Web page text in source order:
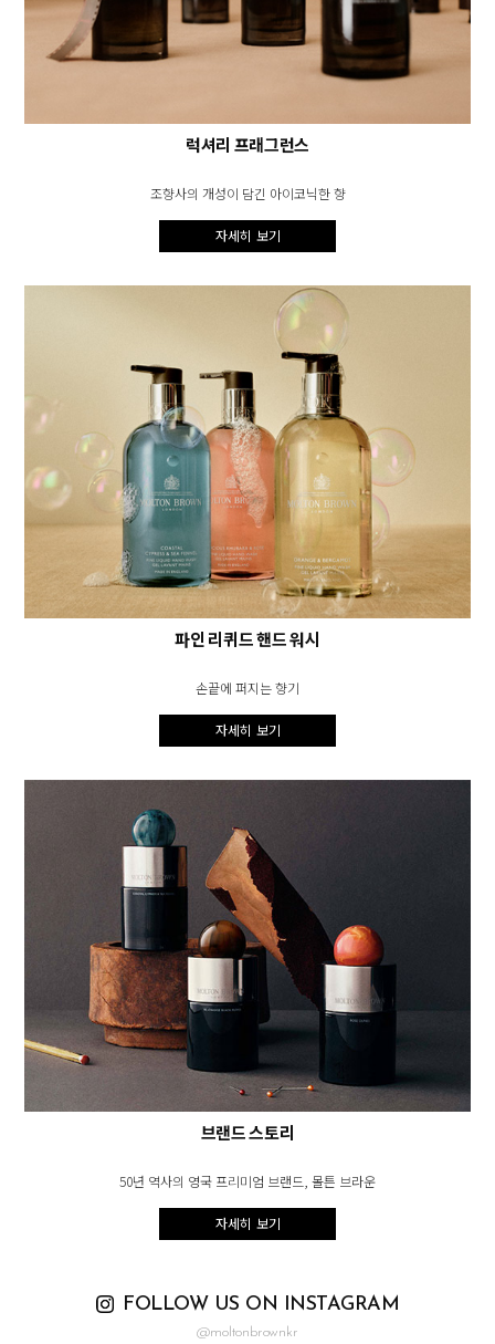
럭셔리 프래그런스
조향사의 개성이 담긴 아이코닉한 향
자세히 보기
파인 리퀴드 핸드 워시
손끝에 퍼지는 향기
자세히 보기
브랜드 스토리
50년 역사의 영국 프리미엄 브랜드, 몰튼 브라운
자세히 보기
FOLLOW US ON INSTAGRAM
@moltonbrownkr